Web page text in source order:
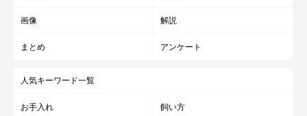
画像 解説
まとめ アンケート
人気キーワード一覧
お手入れ 飼い方